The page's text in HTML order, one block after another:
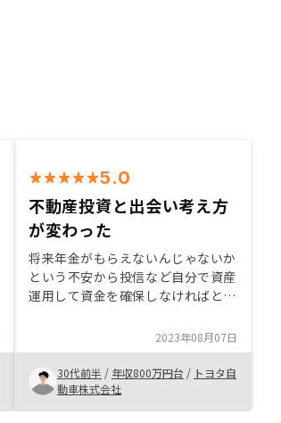
5.0
不動産投資と出会い考え方
が変わった
将来年金がもらえないんじゃないか
という不安から投信など自分で資産
運用して資金を確保しなければと考
した。不動産と聞くと胡散臭いイメ
ージがあったので不安でしたが、担
当者の話を聞いているうちにその不
安が少しずつ解消されやってみよう
と思いました。今ではやってよかっ
2023年08月07日
30代前半 / 年収800万円台 / トヨタ自
動車株式会社